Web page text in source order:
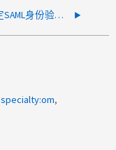
如何确定SAML身份验证是否成功
specialty:om